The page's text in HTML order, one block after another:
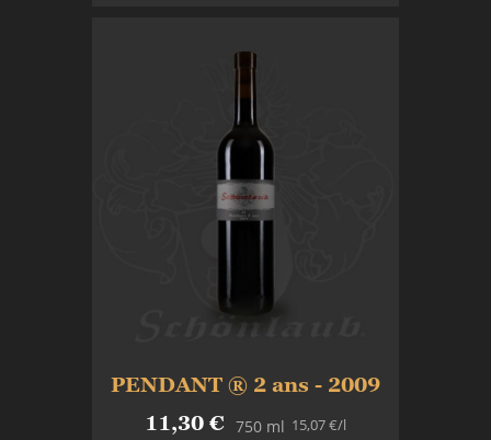
PENDANT ® 2 ans - 2009
11,30 € 750 ml 15,07 €/l